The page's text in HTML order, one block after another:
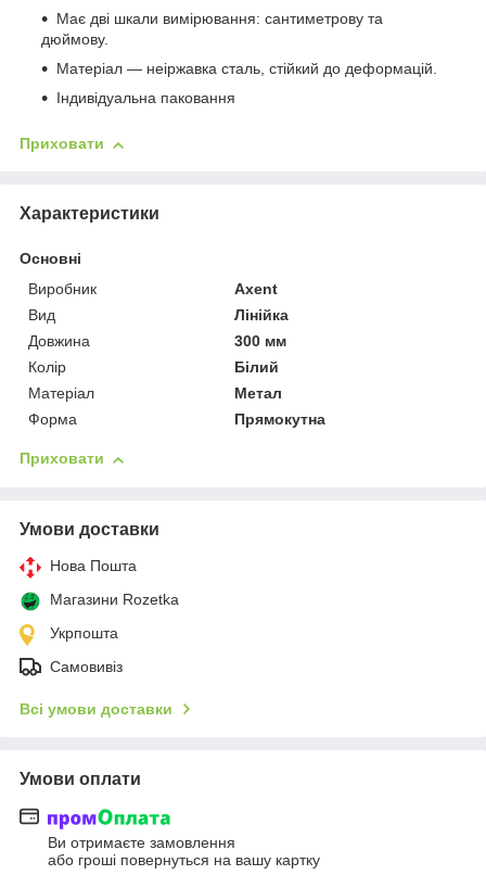
Має дві шкали вимірювання: сантиметрову та
дюймову.
Матеріал — неіржавка сталь, стійкий до деформацій.
Індивідуальна паковання
Приховати
Характеристики
Основні
Виробник
Axent
Вид
Лінійка
Довжина
300 мм
Колір
Білий
Матеріал
Метал
Форма
Прямокутна
Приховати
Умови доставки
Нова Пошта
Магазини Rozetka
Укрпошта
Самовивіз
Всі умови доставки
Умови оплати
Ви отримаєте замовлення
або гроші повернуться на вашу картку